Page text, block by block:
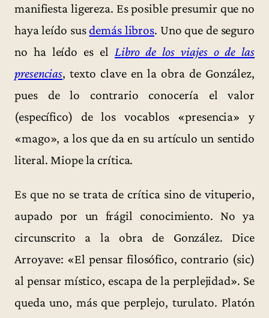
manifiesta ligereza. Es posible presumir que no
haya leído susdemás libros. Uno que de seguro
no ha leído es el Libro de los viajes o de las
presencias, texto clave en la obra de González,
pues de lo contrario conocería el valor
(específico) de los vocablos «presencia» y
«mago», a los que da en su artículo un sentido
literal. Miope la crítica.
Es que no se trata de crítica sino de vituperio,
aupado por un frágil conocimiento. No ya
circunscrito a la obra de González. Dice
Arroyave: «El pensar filosófico, contrario (sic)
al pensar místico, escapa de la perplejidad». Se
queda uno, más que perplejo, turulato. Platón